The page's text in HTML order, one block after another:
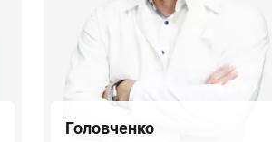
Головченко